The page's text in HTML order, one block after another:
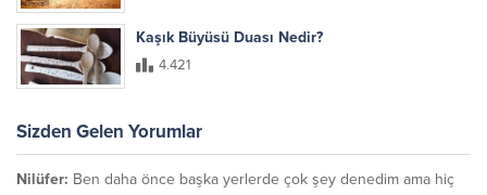
Kaşık Büyüsü Duası Nedir?
4.421
Sizden Gelen Yorumlar
Nilüfer: Ben daha önce başka yerlerde çok şey denedim ama hiç